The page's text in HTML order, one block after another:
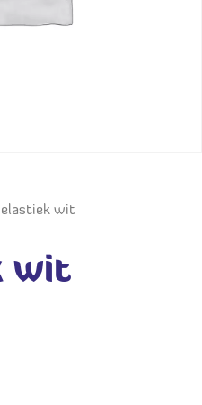
wit
wit